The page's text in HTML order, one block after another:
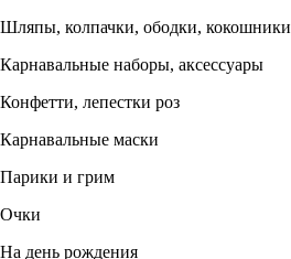
Шляпы, колпачки, ободки, кокошники
Карнавальные наборы, аксессуары
Конфетти, лепестки роз
Карнавальные маски
Парики и грим
Очки
На день рождения